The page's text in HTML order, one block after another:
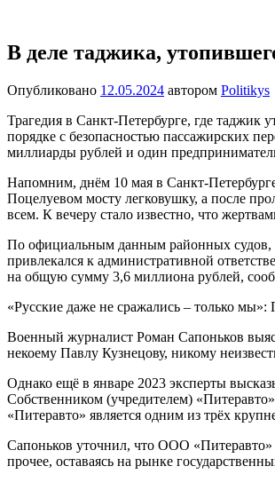
содержимому
один
сайт
WordPress
В деле таджика,
Опубликовано 12.05.2024 автором Politikys
Трагедия в Санкт-Петербурге, где таджик
порядке с безопасностью пассажирских
миллиарды рублей и один
Напомним, днём 10 мая в Санкт-
Поцелуевом мосту легковушку, а после
всем. К вечеру стало известно, что
По официальным данным районных судов,
привлекался к административной
на общую сумму 3,6 миллиона рублей,
​«Русские даже не сражались – только
Военный журналист Роман Сапоньков
некоему Павлу Кузнецову, никому
Однако ещё в январе 2023 эксперты
Собственником (учредителем)
«Питеравто» является одним из трёх
Сапоньков уточнил, что ООО «Питеравто»
прочее, оставаясь на рынке